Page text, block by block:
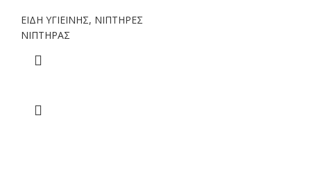
ΕΙΔΗ ΥΓΙΕΙΝΗΣ, ΝΙΠΤΗΡΕΣ
ΝΙΠΤΗΡΑΣ